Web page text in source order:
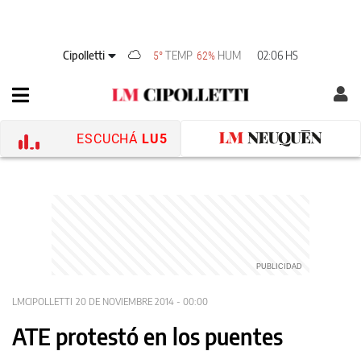
Cipolletti 5°TEMP 62% HUM 02:06 HS
ESCUCHÁ LU5
LMCIPOLLETTI 20 DE NOVIEMBRE 2014 - 00:00
ATE protestó en los puentes